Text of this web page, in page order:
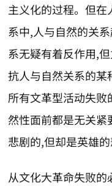
主义化的过程。但
系中,人与自然的关
系无疑有着反作用,
抗人与自然关系的某
所有文革型活动失
然性面前都是无关
悲剧的,但却是英雄的
从文化大革命失败